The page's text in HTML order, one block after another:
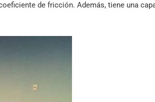
de fricción. Además, tiene una